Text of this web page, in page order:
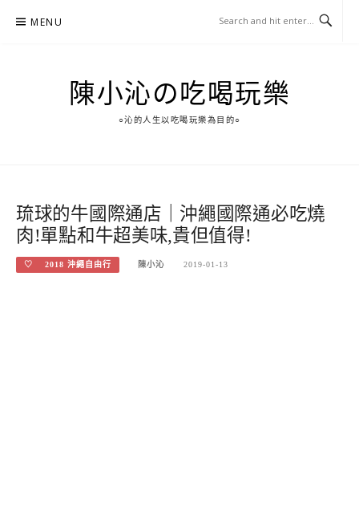
MENU
陳小沁の吃喝玩樂
○沁的人生以吃喝玩樂為目的○
琉球的牛國際通店｜沖繩國際通必吃燒
肉!單點和牛超美味,貴但值得!
♡ 2018 沖繩自由行 陳小沁 2019-01-13